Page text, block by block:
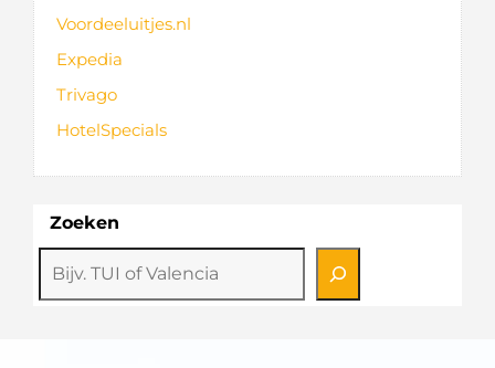
Voordeeluitjes.nl
Expedia
Trivago
HotelSpecials
Zoeken